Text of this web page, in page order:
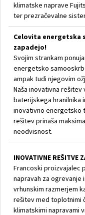
klimatske naprave
ter prezračevalne
Celovita energetska
zapadejo!
Svojim strankam
energetsko
ampak tudi njegovim
Naša inovativna
baterijskega hranilnika
inovativno energetsko
rešitev prinaša
neodvisnost.
INOVATIVNE REŠITVE
Francoski proizvajalec
napravah za ogrevanje
vrhunskim razmerjem
rešitev med toplotnimi
klimatskimi napravami